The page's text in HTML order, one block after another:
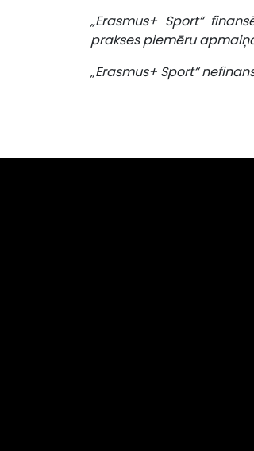
„Erasmus+ Sport“
prakses piemēru
„Erasmus+ Sport“